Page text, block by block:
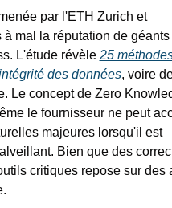
par l'ETH Zurich et
mal la réputation de géants
L'étude révèle 25
des données, voire
Le concept de Zero
le fournisseur ne peut
majeures lorsqu'il est
Bien que des
critiques repose sur des